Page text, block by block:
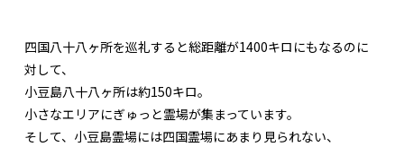
四国八十八ヶ所を巡礼すると総距離が1400キロにもなるのに
対して、
小豆島八十八ヶ所は約150キロ。
小さなエリアにぎゅっと霊場が集まっています。
そして、小豆島霊場には四国霊場にあまり見られない、